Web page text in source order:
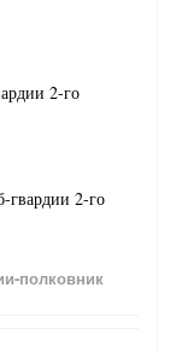
2-го
гвардии 2-го
полковник